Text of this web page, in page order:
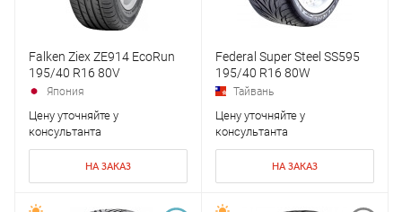
Falken Ziex ZE914 EcoRun
195/40 R16 80V
Япония
Цену уточняйте у
консультанта
НА ЗАКАЗ
Federal Super Steel SS595
195/40 R16 80W
Тайвань
Цену уточняйте у
консультанта
НА ЗАКАЗ